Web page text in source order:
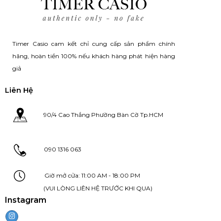
Timer Casio cam kết chỉ cung cấp sản phẩm chính
hãng, hoàn tiền 100% nếu khách hàng phát hiện hàng
giả
Liên Hệ
90/4 Cao Thắng Phường Bàn Cờ Tp.HCM
090 1316 063
Giờ mở cửa: 11:00 AM - 18:00 PM
(VUI LÒNG LIÊN HỆ TRƯỚC KHI QUA)
Instagram